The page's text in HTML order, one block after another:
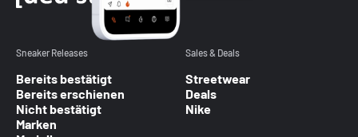
Sneaker Releases
Bereits bestätigt
Bereits erschienen
Nicht bestätigt
Marken
Sales & Deals
Streetwear
Deals
Nike